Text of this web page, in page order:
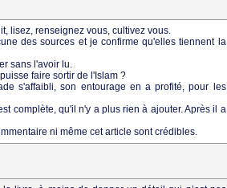
lisez, renseignez vous, cultivez vous.
des sources et je confirme qu'elles tiennent la
sans l'avoir lu.
faire sortir de l'Islam ?
s'affaibli, son entourage en a profité, pour les
complète, qu'il n'y a plus rien à ajouter. Après il a
ni même cet article sont crédibles.